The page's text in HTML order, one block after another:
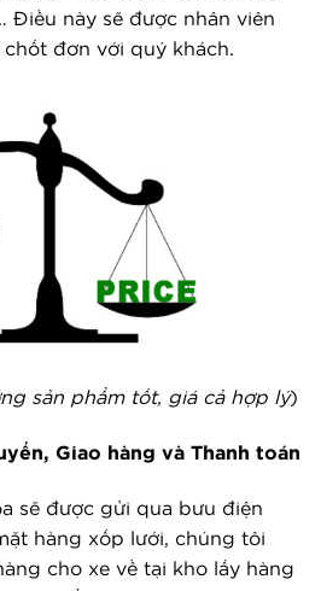
Điều này sẽ được nhân viên
đơn với quý khách.
sản phẩm tốt, giá cả hợp lý)
Giao hàng và Thanh toán
sẽ được gửi qua bưu điện
hàng xốp lưới, chúng tôi
cho xe về tại kho lấy hàng